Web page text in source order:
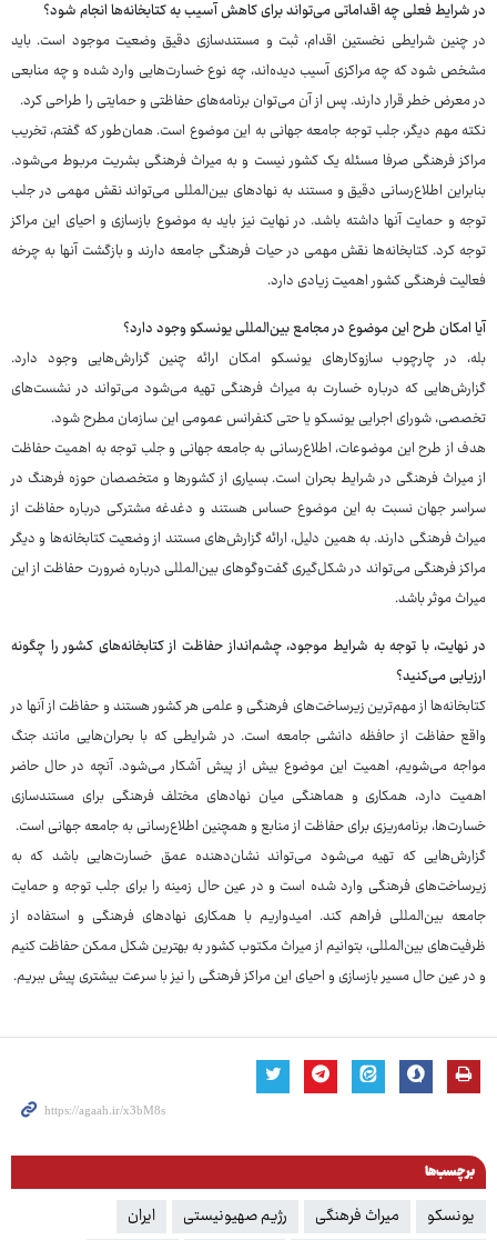
در شرایط فعلی چه اقداماتی می‌تواند برای کاهش آسیب به کتابخانه‌ها انجام شود؟
در چنین شرایطی نخستین اقدام، ثبت و مستندسازی دقیق وضعیت موجود است. باید
مشخص شود که چه مراکزی آسیب دیده‌اند، چه نوع خسارت‌هایی وارد شده و چه منابعی
در معرض خطر قرار دارند. پس از آن می‌توان برنامه‌های حفاظتی و حمایتی را طراحی کرد.
نکته مهم دیگر، جلب توجه جامعه جهانی به این موضوع است. همان‌طور که گفتم، تخریب
مراکز فرهنگی صرفا مسئله یک کشور نیست و به میراث فرهنگی بشریت مربوط می‌شود.
بنابراین اطلاع‌رسانی دقیق و مستند به نهادهای بین‌المللی می‌تواند نقش مهمی در جلب
توجه و حمایت آنها داشته باشد. در نهایت نیز باید به موضوع بازسازی و احیای این مراکز
توجه کرد. کتابخانه‌ها نقش مهمی در حیات فرهنگی جامعه دارند و بازگشت آنها به چرخه
فعالیت فرهنگی کشور اهمیت زیادی دارد.
آیا امکان طرح این موضوع در مجامع بین‌المللی یونسکو وجود دارد؟
بله، در چارچوب سازوکارهای یونسکو امکان ارائه چنین گزارش‌هایی وجود دارد.
گزارش‌هایی که درباره خسارت به میراث فرهنگی تهیه می‌شود می‌تواند در نشست‌های
تخصصی، شورای اجرایی یونسکو یا حتی کنفرانس عمومی این سازمان مطرح شود.
هدف از طرح این موضوعات، اطلاع‌رسانی به جامعه جهانی و جلب توجه به اهمیت حفاظت
از میراث فرهنگی در شرایط بحران است. بسیاری از کشورها و متخصصان حوزه فرهنگ در
سراسر جهان نسبت به این موضوع حساس هستند و دغدغه مشترکی درباره حفاظت از
میراث فرهنگی دارند. به همین دلیل، ارائه گزارش‌های مستند از وضعیت کتابخانه‌ها و دیگر
مراکز فرهنگی می‌تواند در شکل‌گیری گفت‌وگوهای بین‌المللی درباره ضرورت حفاظت از این
میراث موثر باشد.
در نهایت، با توجه به شرایط موجود، چشم‌انداز حفاظت از کتابخانه‌های کشور را چگونه
ارزیابی می‌کنید؟
کتابخانه‌ها از مهم‌ترین زیرساخت‌های فرهنگی و علمی هر کشور هستند و حفاظت از آنها در
واقع حفاظت از حافظه دانشی جامعه است. در شرایطی که با بحران‌هایی مانند جنگ
مواجه می‌شویم، اهمیت این موضوع بیش از پیش آشکار می‌شود. آنچه در حال حاضر
اهمیت دارد، همکاری و هماهنگی میان نهادهای مختلف فرهنگی برای مستندسازی
خسارت‌ها، برنامه‌ریزی برای حفاظت از منابع و همچنین اطلاع‌رسانی به جامعه جهانی است.
گزارش‌هایی که تهیه می‌شود می‌تواند نشان‌دهنده عمق خسارت‌هایی باشد که به
زیرساخت‌های فرهنگی وارد شده است و در عین حال زمینه را برای جلب توجه و حمایت
جامعه بین‌المللی فراهم کند. امیدواریم با همکاری نهادهای فرهنگی و استفاده از
ظرفیت‌های بین‌المللی، بتوانیم از میراث مکتوب کشور به بهترین شکل ممکن حفاظت کنیم
و در عین حال مسیر بازسازی و احیای این مراکز فرهنگی را نیز با سرعت بیشتری پیش ببریم.
برچسب‌ها
یونسکو میراث فرهنگی رژیم صهیونیستی
ایران